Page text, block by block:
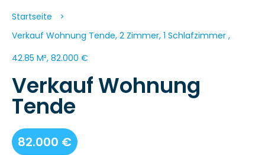
Startseite
Verkauf Wohnung Tende, 2 Zimmer, 1 Schlafzimmer ,
42.85 M², 82.000 €
Verkauf Wohnung
Tende
82.000 €